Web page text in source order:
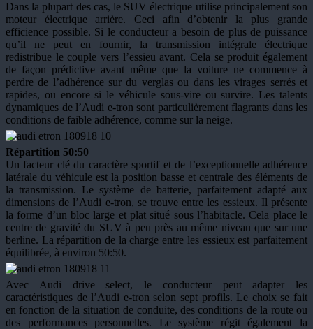
Dans la plupart des cas, le SUV électrique utilise principalement son
moteur électrique arrière. Ceci afin d’obtenir la plus grande
efficience possible. Si le conducteur a besoin de plus de puissance
qu’il ne peut en fournir, la transmission intégrale électrique
redistribue le couple vers l’essieu avant. Cela se produit également
de façon prédictive avant même que la voiture ne commence à
perdre de l’adhérence sur du verglas ou dans les virages serrés et
rapides, ou encore si le véhicule sous-vire ou survire. Les talents
dynamiques de l’Audi e-tron sont particulièrement flagrants dans les
conditions de faible adhérence, comme sur la neige.
Répartition 50:50
Un facteur clé du caractère sportif et de l’exceptionnelle adhérence
latérale du véhicule est la position basse et centrale des éléments de
la transmission. Le système de batterie, parfaitement adapté aux
dimensions de l’Audi e-tron, se trouve entre les essieux. Il présente
la forme d’un bloc large et plat situé sous l’habitacle. Cela place le
centre de gravité du SUV à peu près au même niveau que sur une
berline. La répartition de la charge entre les essieux est parfaitement
équilibrée, à environ 50:50.
Avec Audi drive select, le conducteur peut adapter les
caractéristiques de l’Audi e-tron selon sept profils. Le choix se fait
en fonction de la situation de conduite, des conditions de la route ou
des performances personnelles. Le système régit également la